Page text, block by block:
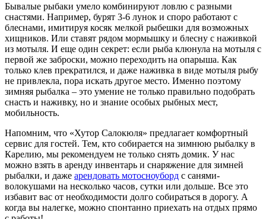
Бывалые рыбаки умело комбинируют ловлю с разными
снастями. Например, бурят 3-6 лунок и споро работают с
блеснами, имитируя косяк мелкой рыбешки для возможных
хищников. Или ставят рядом мормышку и блесну с наживкой
из мотыля. И еще один секрет: если рыба клюнула на мотыля с
первой же заброски, можно переходить на опарыша. Как
только клев прекратился, и даже наживка в виде мотыля рыбу
не привлекла, пора искать другое место. Именно поэтому
зимняя рыбалка – это умение не только правильно подобрать
снасть и наживку, но и знание особых рыбных мест,
мобильность.
Напомним, что «Хутор Салокюля» предлагает комфортный
сервис для гостей. Тем, кто собирается на зимнюю рыбалку в
Карелию, мы рекомендуем не только снять домик. У нас
можно взять в аренду инвентарь и снаряжение для зимней
рыбалки, и даже арендовать мотосноуборд с санями-
волокушами на несколько часов, сутки или дольше. Все это
избавит вас от необходимости долго собираться в дорогу. А
когда вы налегке, можно спонтанно приехать на отдых прямо